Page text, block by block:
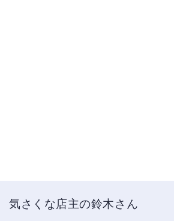
気さくな店主の鈴木さん